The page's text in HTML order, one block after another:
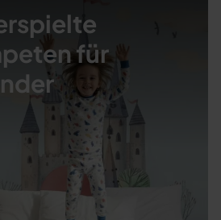
für